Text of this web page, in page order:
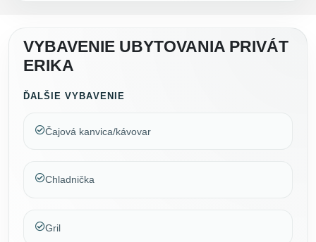
VYBAVENIE UBYTOVANIA PRIVÁT
ERIKA
ĎALŠIE VYBAVENIE
Čajová kanvica/kávovar
Chladnička
Gril